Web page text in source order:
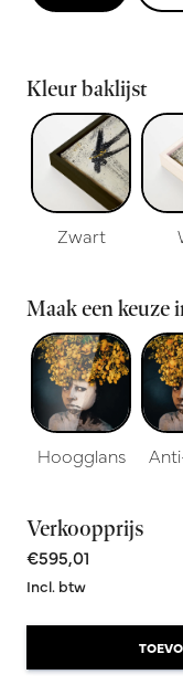
Kleur baklijst
Zwart
Maak een keuze
Hoogglans
Verkoopprijs
€595,01
Incl. btw